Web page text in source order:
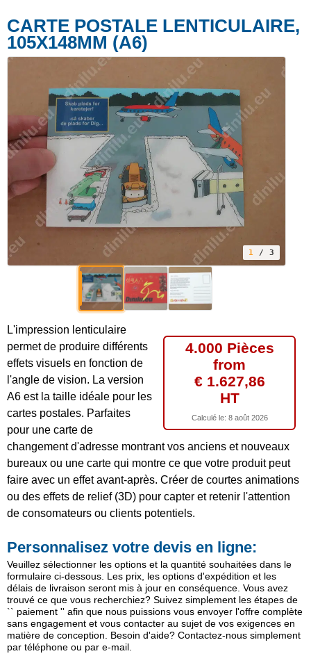
CARTE POSTALE LENTICULAIRE,
105X148MM (A6)
1 / 3
4.000 Pièces
from
€ 1.627,86
HT
Calculé le: 8 août 2026
L'impression lenticulaire
permet de produire différents
effets visuels en fonction de
l'angle de vision. La version
A6 est la taille idéale pour les
cartes postales. Parfaites
pour une carte de
changement d'adresse montrant vos anciens et nouveaux
bureaux ou une carte qui montre ce que votre produit peut
faire avec un effet avant-après. Créer de courtes animations
ou des effets de relief (3D) pour capter et retenir l'attention
de consomateurs ou clients potentiels.
Personnalisez votre devis en ligne:
Veuillez sélectionner les options et la quantité souhaitées dans le
formulaire ci-dessous. Les prix, les options d'expédition et les
délais de livraison seront mis à jour en conséquence. Vous avez
trouvé ce que vous recherchiez? Suivez simplement les étapes de
`` paiement '' afin que nous puissions vous envoyer l'offre complète
sans engagement et vous contacter au sujet de vos exigences en
matière de conception. Besoin d'aide? Contactez-nous simplement
par téléphone ou par e-mail.